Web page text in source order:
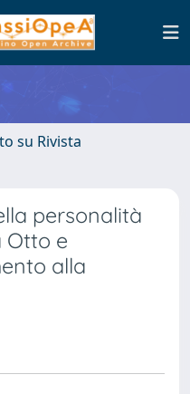
su Rivista
personalità
Otto e
alla